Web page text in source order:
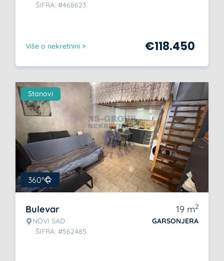
ŠIFRA: #468623
Više o nekretnini > €118.450
Stanovi
360°
Bulevar
NOVI SAD
ŠIFRA: #562485
19 m2
GARSONJERA